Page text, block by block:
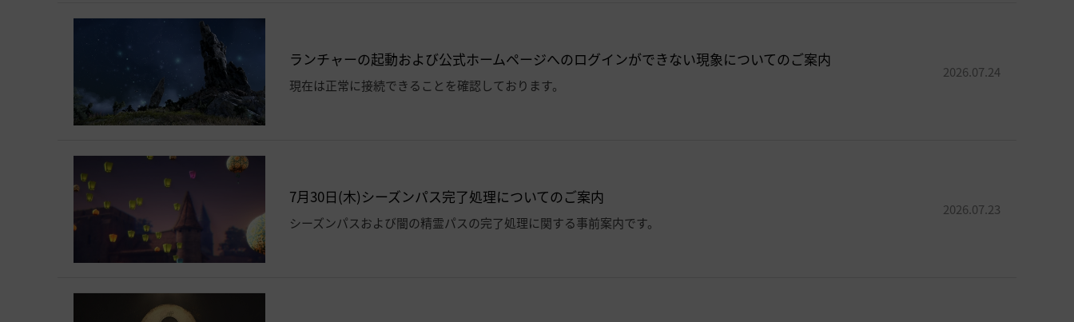
ランチャーの起動および公式ホームページへのログインができない現象についてのご案内
現在は正常に接続できることを確認しております。
2026.07.24
7月30日(木)シーズンパス完了処理についてのご案内
シーズンパスおよび闇の精霊パスの完了処理に関する事前案内です。
2026.07.23